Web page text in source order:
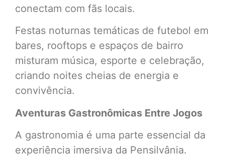
conectam com fãs locais.
Festas noturnas temáticas de futebol em
bares, rooftops e espaços de bairro
misturam música, esporte e celebração,
criando noites cheias de energia e
convivência.
Aventuras Gastronômicas Entre Jogos
A gastronomia é uma parte essencial da
experiência imersiva da Pensilvânia.